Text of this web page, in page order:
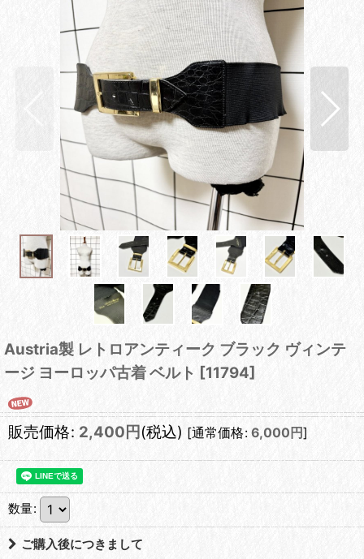
Austria製 レトロアンティーク ブラック ヴィンテ
ージ ヨーロッパ古着 ベルト [11794]
販売価格: 2,400 円 (税込) [通常価格: 6,000 円]
数量:
ご購入後につきまして